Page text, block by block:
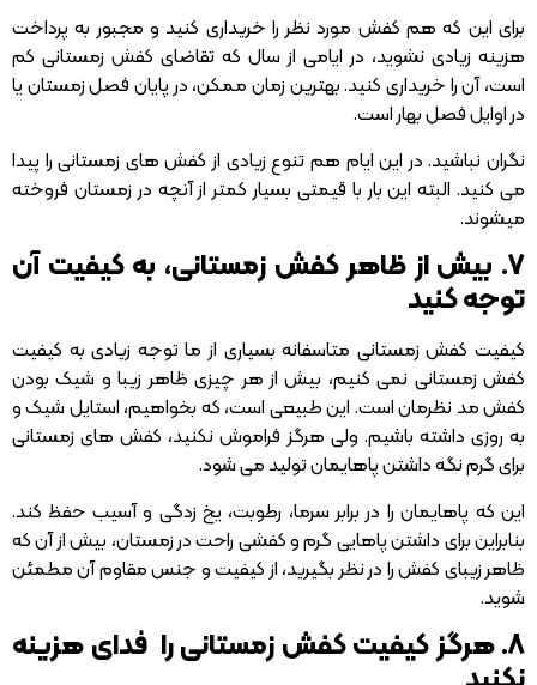
برای این که هم کفش مورد نظر را خریداری کنید و مجبور به پرداخت
هزینه زیادی نشوید، در ایامی از سال که تقاضای کفش زمستانی کم
است، آن را خریداری کنید. بهترین زمان ممکن، در پایان فصل زمستان یا
در اوایل فصل بهار است.
نگران نباشید. در این ایام هم تنوع زیادی از کفش های زمستانی را پیدا
می کنید. البته این بار با قیمتی بسیار کمتر از آنچه در زمستان فروخته
میشوند.
۷. بیش از ظاهر کفش زمستانی، به کیفیت آن
توجه کنید
کیفیت کفش زمستانی متاسفانه بسیاری از ما توجه زیادی به کیفیت
کفش زمستانی نمی کنیم، بیش از هر چیزی ظاهر زیبا و شیک بودن
کفش مد نظرمان است. این طبیعی است، که بخواهیم، استایل شیک و
به روزی داشته باشیم. ولی هرگز فراموش نکنید، کفش های زمستانی
برای گرم نگه داشتن پاهایمان تولید می شود.
این که پاهایمان را در برابر سرما، رطوبت، یخ زدگی و آسیب حفظ کند.
بنابراین برای داشتن پاهایی گرم و کفشی راحت در زمستان، بیش از آن که
ظاهر زیبای کفش را در نظر بگیرید، از کیفیت و جنس مقاوم آن مطمئن
شوید.
۸. هرگز کیفیت کفش زمستانی را فدای هزینه